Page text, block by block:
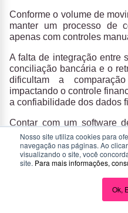
Nosso site utiliza cookies para
navegação nas páginas. Ao
visualizando o site, você
site. Para mais informações,
Ok,
Conforme o volume de
manter um processo de
apenas com controles
A falta de integração entre
conciliação bancária e o
dificultam a
impactando o controle
a confiabilidade dos dados
Contar com um software
deixa de ser uma
necessidade para
eficiência na gestão
resolve esse
as principais etapas da
transações, registros e